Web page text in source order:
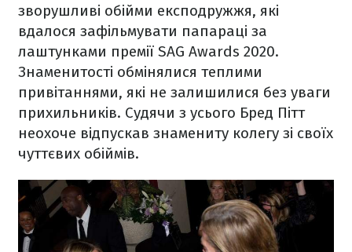
зворушливі обійми експодружжя, які
вдалося зафільмувати папараці за
лаштунками премії SAG Awards 2020.
Знаменитості обмінялися теплими
привітаннями, які не залишилися без уваги
прихильників. Судячи з усього Бред Пітт
неохоче відпускав знамениту колегу зі своїх
чуттєвих обіймів.